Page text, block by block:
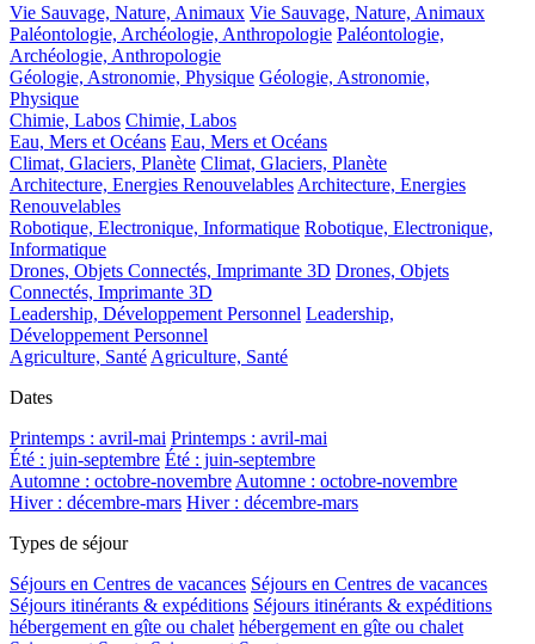
Vie Sauvage, Nature, Animaux Vie Sauvage, Nature, Animaux
Paléontologie, Archéologie, Anthropologie Paléontologie,
Archéologie, Anthropologie
Géologie, Astronomie, Physique Géologie, Astronomie,
Physique
Chimie, Labos Chimie, Labos
Eau, Mers et Océans Eau, Mers et Océans
Climat, Glaciers, Planète Climat, Glaciers, Planète
Architecture, Energies Renouvelables Architecture, Energies
Renouvelables
Robotique, Electronique, Informatique Robotique, Electronique,
Informatique
Drones, Objets Connectés, Imprimante 3D Drones, Objets
Connectés, Imprimante 3D
Leadership, Développement Personnel Leadership,
Développement Personnel
Agriculture, Santé Agriculture, Santé
Dates
Printemps : avril-mai Printemps : avril-mai
Été : juin-septembre Été : juin-septembre
Automne : octobre-novembre Automne : octobre-novembre
Hiver : décembre-mars Hiver : décembre-mars
Types de séjour
Séjours en Centres de vacances Séjours en Centres de vacances
Séjours itinérants & expéditions Séjours itinérants & expéditions
hébergement en gîte ou chalet hébergement en gîte ou chalet